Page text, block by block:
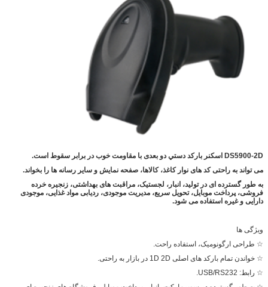
DS5900-2D اسکنر بارکد دستي دو بعدی با مقاومت خوب در برابر سقوط است.
می تواند به راحتی کد های نوار کاغذ، کالاها، صفحه نمایش و سایر رسانه ها را بخواند.
به طور گسترده ای در تولید، انبار، لجستیک، مراقبت های بهداشتی، زنجیره خرده
فروشی، پرداخت موبایل، تحویل سریع، مدیریت موجودی، ردیابی مواد غذایی، موجودی
دارایی و غیره استفاده می شود.
ویژگی ها
☆ طراحی ارگونومیک، استفاده راحت.
☆ خواندن تمام بارکد های اصلی 1D 2D در بازار به راحتی.
☆ رابط: USB/RS232.